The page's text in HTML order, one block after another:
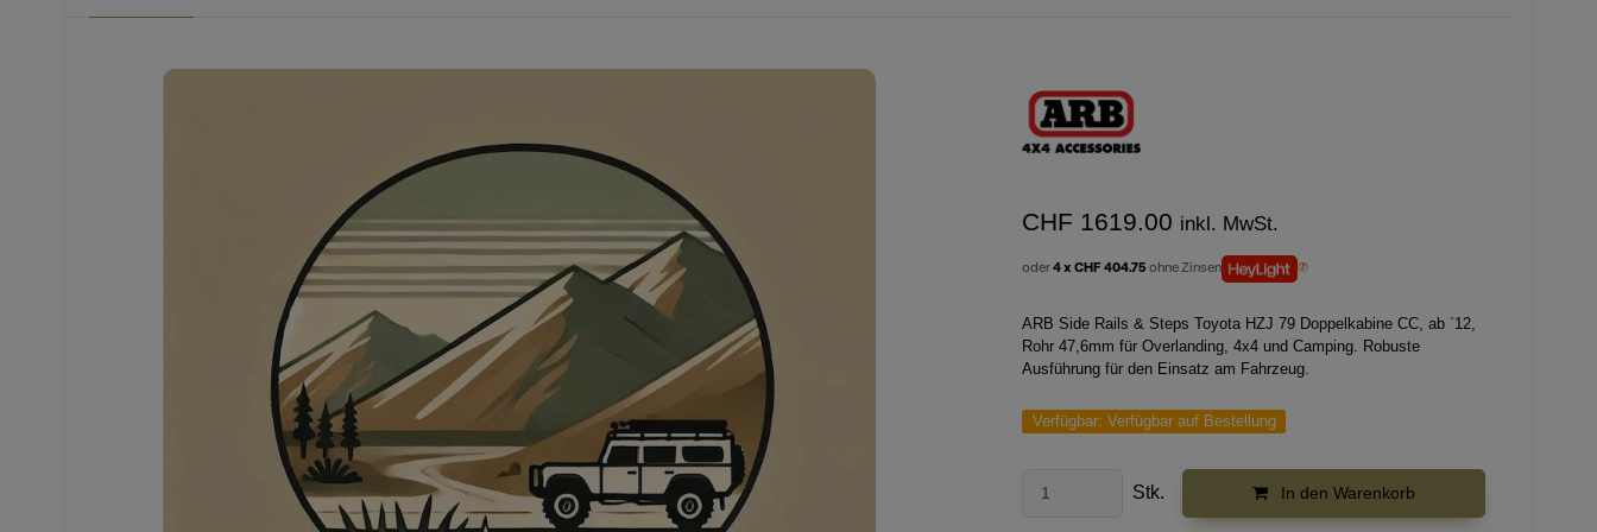
CHF 1619.00 inkl. MwSt.
oder4 x CHF 404.75ohne Zinsen
ARB Side Rails & Steps Toyota HZJ 79 Doppelkabine CC, ab `12,
Rohr 47,6mm für Overlanding, 4x4 und Camping. Robuste
Ausführung für den Einsatz am Fahrzeug.
Verfügbar: Verfügbar auf Bestellung
Stk. In den Warenkorb